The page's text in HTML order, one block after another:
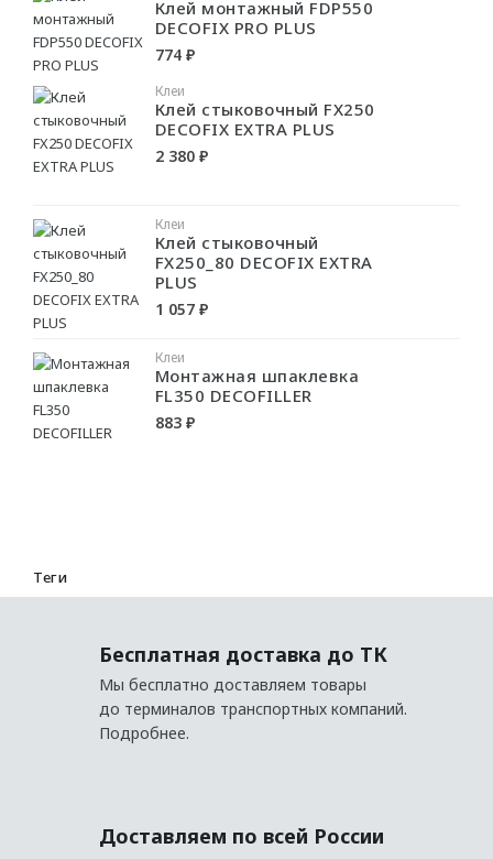
Профили для LED
Клей монтажный FDP550
DECOFIX PRO PLUS
774 ₽
Клеи
Клей стыковочный FX250
DECOFIX EXTRA PLUS
2 380 ₽
Клеи
Клей стыковочный
FX250_80 DECOFIX EXTRA
PLUS
1 057 ₽
Клеи
Монтажная шпаклевка
FL350 DECOFILLER
883 ₽
Теги
Бесплатная доставка до ТК
Мы бесплатно доставляем товары
до терминалов транспортных компаний.
Подробнее.
Доставляем по всей России